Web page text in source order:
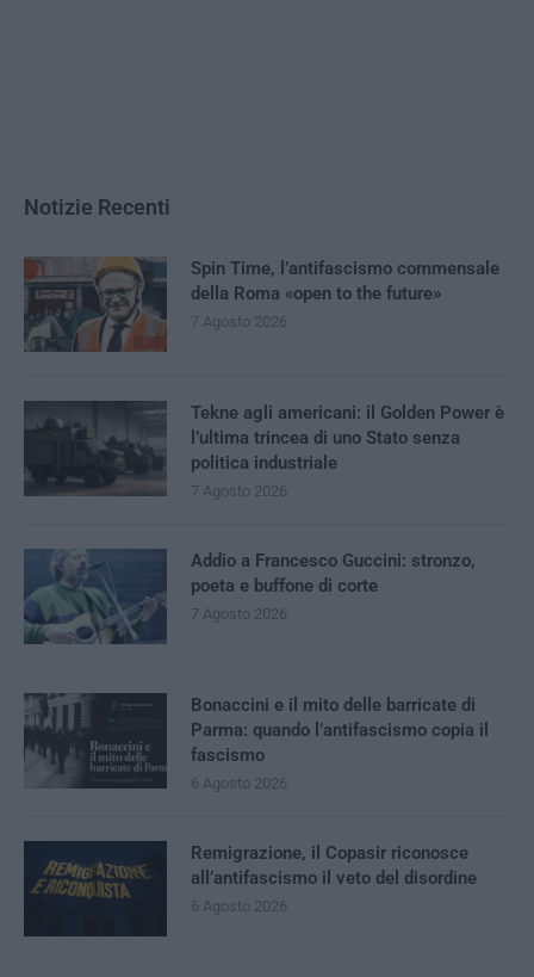
Notizie Recenti
Spin Time, l’antifascismo commensale
della Roma «open to the future»
7 Agosto 2026
Tekne agli americani: il Golden Power è
l’ultima trincea di uno Stato senza
politica industriale
7 Agosto 2026
Addio a Francesco Guccini: stronzo,
poeta e buffone di corte
7 Agosto 2026
Bonaccini e il mito delle barricate di
Parma: quando l’antifascismo copia il
fascismo
6 Agosto 2026
Remigrazione, il Copasir riconosce
all’antifascismo il veto del disordine
6 Agosto 2026